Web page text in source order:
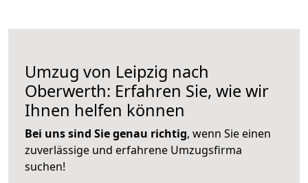
Umzug von Leipzig nach
Oberwerth: Erfahren Sie, wie wir
Ihnen helfen können
Bei uns sind Sie genau richtig, wenn Sie einen
zuverlässige und erfahrene Umzugsfirma
suchen!